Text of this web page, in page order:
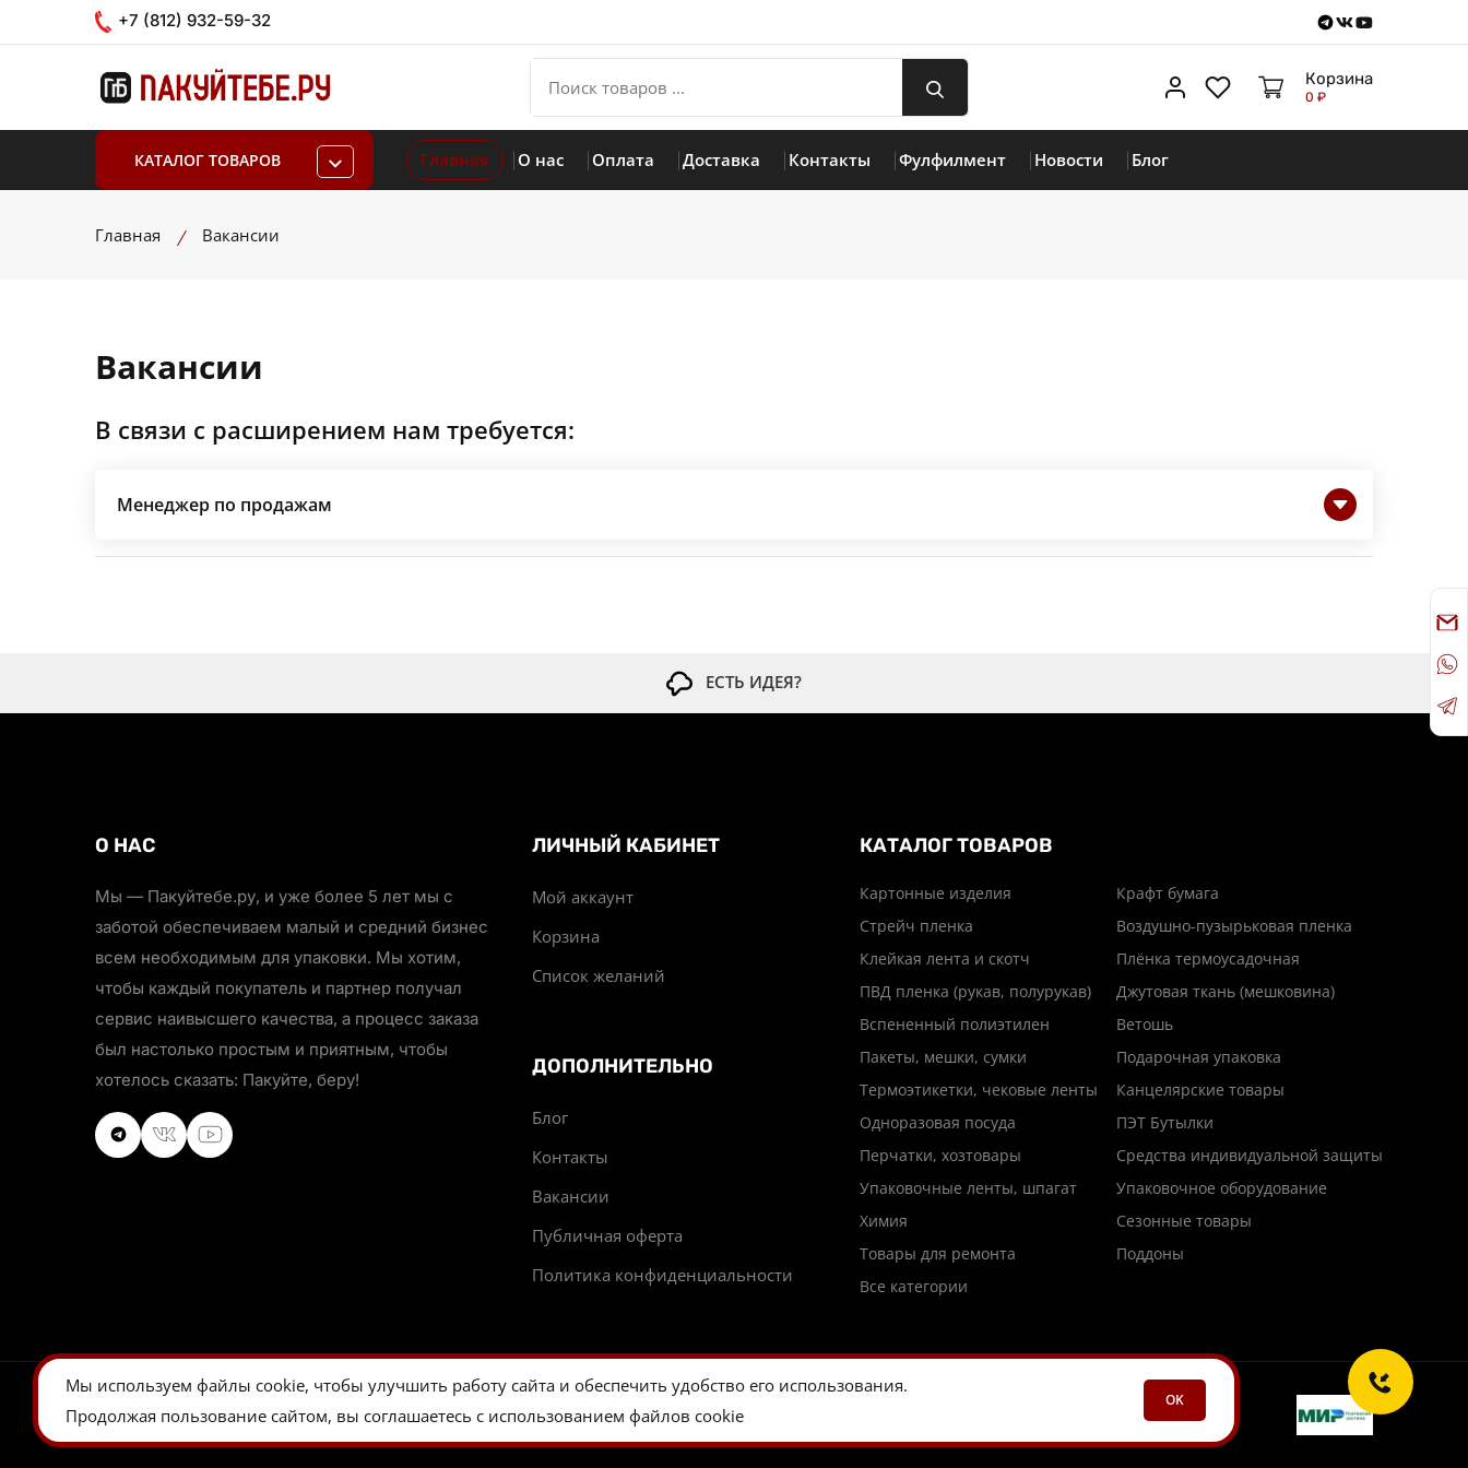
+7 (812) 932-59-32 Telegram
VKontakte
Youtube
Личный кабинет
ИзбранноеКорзина
0 ₽
КАТАЛОГ ТОВАРОВ Главная О нас Оплата Доставка Контакты Фулфилмент Новости Блог
Главная Вакансии
Вакансии
B cвязи с расширением нам тpeбуетcя:
Менеджер по продажам
ЕСТЬ ИДЕЯ?
О НАС
Мы — Пакуйтебе.ру, и уже более 5 лет мы с
заботой обеспечиваем малый и средний бизнес
всем необходимым для упаковки. Мы хотим,
чтобы каждый покупатель и партнер получал
сервис наивысшего качества, а процесс заказа
был настолько простым и приятным, чтобы
хотелось сказать: Пакуйте, беру!
VKontakteVKontakteYoutube
ЛИЧНЫЙ КАБИНЕТ
Мой аккаунт
Корзина
Список желаний
ДОПОЛНИТЕЛЬНО
Блог
Контакты
Вакансии
Публичная оферта
Политика конфиденциальности
КАТАЛОГ ТОВАРОВ
Картонные изделия
Крафт бумага
Стрейч пленка
Воздушно-пузырьковая пленка
Клейкая лента и скотч
Плёнка термоусадочная
ПВД пленка (рукав, полурукав)
Джутовая ткань (мешковина)
Вспененный полиэтилен
Ветошь
Пакеты, мешки, сумки
Подарочная упаковка
Термоэтикетки, чековые ленты
Канцелярские товары
Одноразовая посуда
ПЭТ Бутылки
Перчатки, хозтовары
Средства индивидуальной защиты
Упаковочные ленты, шпагат
Упаковочное оборудование
Химия
Сезонные товары
Товары для ремонта
Поддоны
Все категории
Мы используем файлы cookie, чтобы улучшить работу сайта и обеспечить удобство его использования.
Продолжая пользование сайтом, вы соглашаетесь с использованием файлов cookie
OK